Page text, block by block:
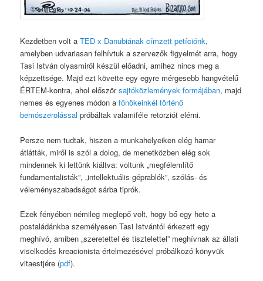
Kezdetben volt aTED x Danubiának címzett petíciónk,
amelyben udvariasan felhívtuk a szervezők figyelmét arra, hogy
Tasi István olyasmiről készül előadni, amihez nincs meg a
képzettsége. Majd ezt követte egy egyre mérgesebb hangvételű
ÉRTEM-kontra, ahol előszörsajtóközlemények formájában, majd
nemes és egyenes módon afőnökeinkél történő
bemószerolással próbáltak valamiféle retorziót elérni.
Persze nem tudtak, hiszen a munkahelyeiken elég hamar
átlátták, miről is szól a dolog, de menetközben elég sok
mindennek ki lettünk kiáltva: voltunk „megfélemlítő
fundamentalisták”, „intellektuális géprablók”, szólás- és
véleményszabadságot sárba tiprók.
Ezek fényében némileg meglepő volt, hogy bő egy hete a
postaládánkba személyesen Tasi Istvántól érkezett egy
meghívó, amiben „szeretettel és tisztelettel” meghívnak az állati
viselkedés kreacionista értelmezésével próbálkozó könyvük
vitaestjére (pdf).